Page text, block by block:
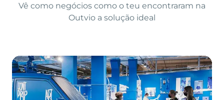
Vê como negócios como o teu encontraram na
Outvio a solução ideal